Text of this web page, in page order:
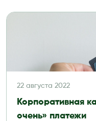
22 августа 2022
Корпоративная
очень» платежи